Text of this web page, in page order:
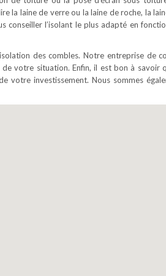
la laine de verre ou la laine de roche, la
conseiller l’isolant le plus adapté en
des combles. Notre entreprise de
votre situation. Enfin, il est bon à savoir
votre investissement. Nous sommes